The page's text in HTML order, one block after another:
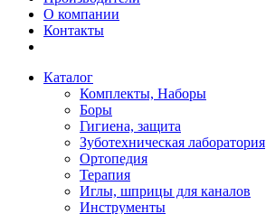
О компании
Контакты
Каталог
Комплекты, Наборы
Боры
Гигиена, защита
Зуботехническая лаборатория
Ортопедия
Терапия
Иглы, шприцы для каналов
Инструменты